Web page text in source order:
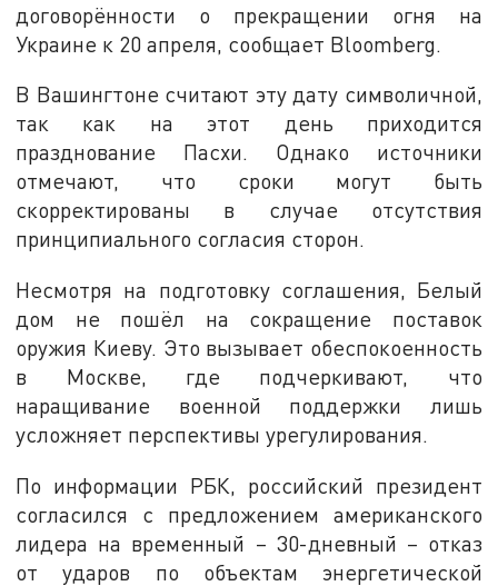
договорённости о прекращении огня на
Украине к 20 апреля, сообщает Bloomberg.
В Вашингтоне считают эту дату символичной,
так как на этот день приходится
празднование Пасхи. Однако источники
отмечают, что сроки могут быть
скорректированы в случае отсутствия
принципиального согласия сторон.
Несмотря на подготовку соглашения, Белый
дом не пошёл на сокращение поставок
оружия Киеву. Это вызывает обеспокоенность
в Москве, где подчеркивают, что
наращивание военной поддержки лишь
усложняет перспективы урегулирования.
По информации РБК, российский президент
согласился с предложением американского
лидера на временный – 30-дневный – отказ
от ударов по объектам энергетической